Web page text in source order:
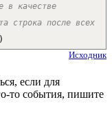
качестве
после всех
)
Исходник
если для
то события, пишите